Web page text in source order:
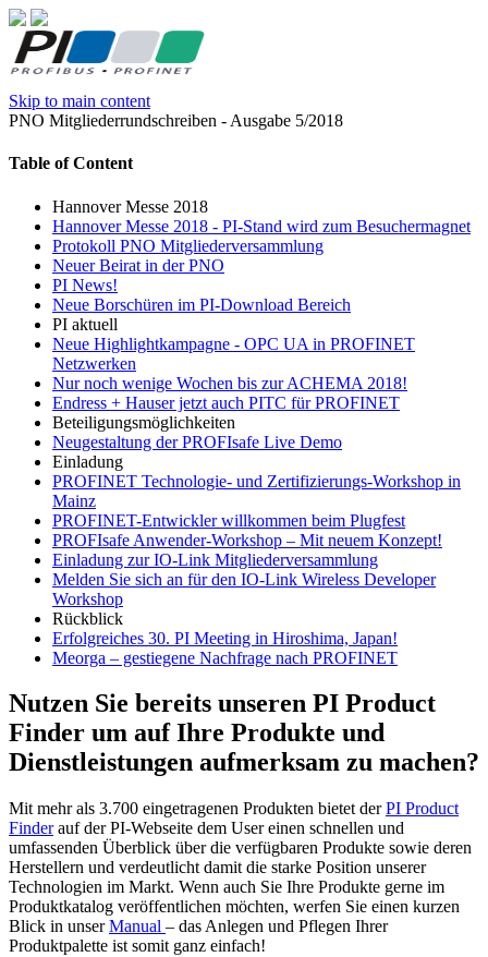
Skip to main content
PNO Mitgliederrundschreiben - Ausgabe 5/2018
Table of Content
Hannover Messe 2018
Hannover Messe 2018 - PI-Stand wird zum Besuchermagnet
Protokoll PNO Mitgliederversammlung
Neuer Beirat in der PNO
PI News!
Neue Borschüren im PI-Download Bereich
PI aktuell
Neue Highlightkampagne - OPC UA in PROFINET
Netzwerken
Nur noch wenige Wochen bis zur ACHEMA 2018!
Endress + Hauser jetzt auch PITC für PROFINET
Beteiligungsmöglichkeiten
Neugestaltung der PROFIsafe Live Demo
Einladung
PROFINET Technologie- und Zertifizierungs-Workshop in
Mainz
PROFINET-Entwickler willkommen beim Plugfest
PROFIsafe Anwender-Workshop – Mit neuem Konzept!
Einladung zur IO-Link Mitgliederversammlung
Melden Sie sich an für den IO-Link Wireless Developer
Workshop
Rückblick
Erfolgreiches 30. PI Meeting in Hiroshima, Japan!
Meorga – gestiegene Nachfrage nach PROFINET
Nutzen Sie bereits unseren PI Product
Finder um auf Ihre Produkte und
Dienstleistungen aufmerksam zu machen?
Mit mehr als 3.700 eingetragenen Produkten bietet derPI Product
Finderauf der PI-Webseite dem User einen schnellen und
umfassenden Überblick über die verfügbaren Produkte sowie deren
Herstellern und verdeutlicht damit die starke Position unserer
Technologien im Markt. Wenn auch Sie Ihre Produkte gerne im
Produktkatalog veröffentlichen möchten, werfen Sie einen kurzen
Blick in unserManual – das Anlegen und Pflegen Ihrer
Produktpalette ist somit ganz einfach!